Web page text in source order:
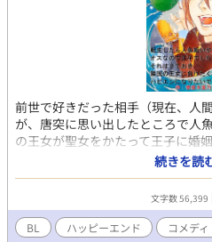
前世で好きだった相手（現在、人
が、唐突に思い出したところで人
の王女が聖女をかたって王子に
童話第3弾です。 イケメン人間王
格の人魚王子（受）の異種間ラ
でお送りしながら、容赦なくア
ちねこさん（感謝しかない） ※少
イメント型小説として楽しんで頂
続きを読
文字数 56,399
BL ハッピーエンド コメディ